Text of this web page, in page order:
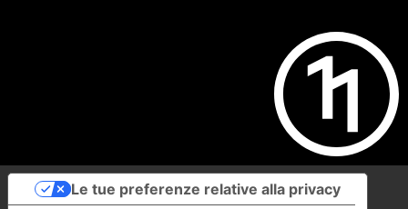
Le tue preferenze relative alla privacy